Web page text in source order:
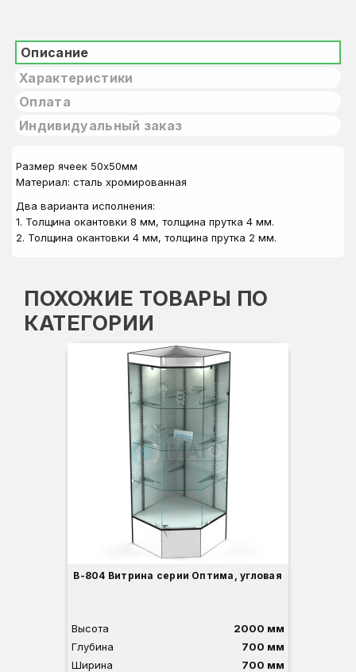
Описание
Характеристики
Оплата
Индивидуальный заказ
Размер ячеек 50х50мм
Материал: сталь хромированная
Два варианта исполнения:
1. Толщина окантовки 8 мм, толщина прутка 4 мм.
2. Толщина окантовки 4 мм, толщина прутка 2 мм.
ПОХОЖИЕ ТОВАРЫ ПО
КАТЕГОРИИ
В-804 Витрина серии Оптима, угловая
Высота
2000 мм
Глубина
700 мм
Ширина
700 мм